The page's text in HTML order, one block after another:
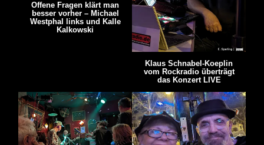
Offene Fragen klärt man
besser vorher – Michael
Westphal links und Kalle
Kalkowski
Klaus Schnabel-Koeplin
vom Rockradio überträgt
das Konzert LIVE